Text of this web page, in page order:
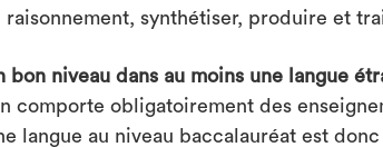
synthétiser, produire et
bon niveau dans au moins une langue
comporte obligatoirement des
langue au niveau baccalauréat est